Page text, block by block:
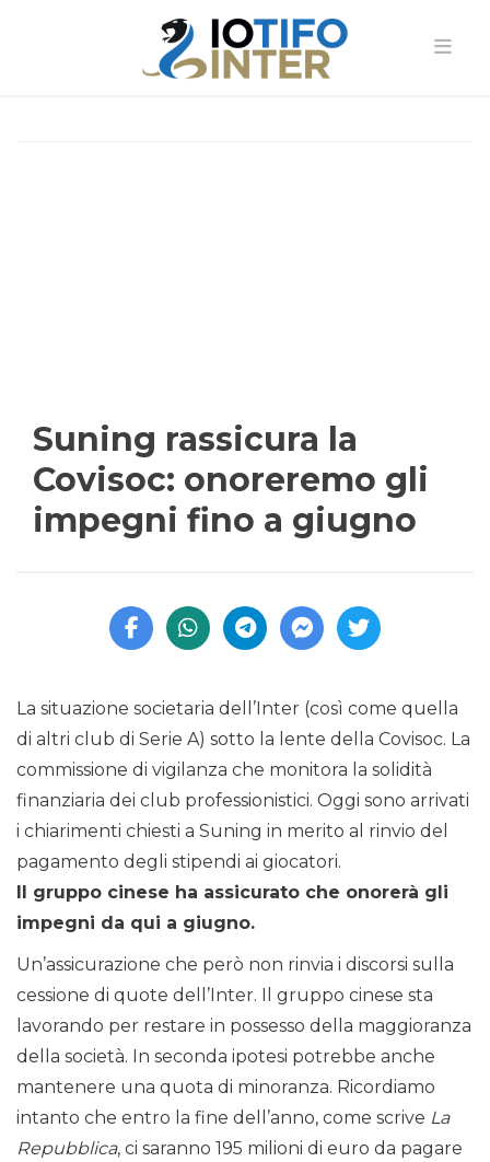
Suning rassicura la
Covisoc: onoreremo gli
impegni fino a giugno
La situazione societaria dell’Inter (così come quella
di altri club di Serie A) sotto la lente della Covisoc. La
commissione di vigilanza che monitora la solidità
finanziaria dei club professionistici. Oggi sono arrivati
i chiarimenti chiesti a Suning in merito al rinvio del
pagamento degli stipendi ai giocatori.
Il gruppo cinese ha assicurato che onorerà gli
impegni da qui a giugno.
Un’assicurazione che però non rinvia i discorsi sulla
cessione di quote dell’Inter. Il gruppo cinese sta
lavorando per restare in possesso della maggioranza
della società. In seconda ipotesi potrebbe anche
mantenere una quota di minoranza. Ricordiamo
intanto che entro la fine dell’anno, come scrive La
Repubblica, ci saranno 195 milioni di euro da pagare